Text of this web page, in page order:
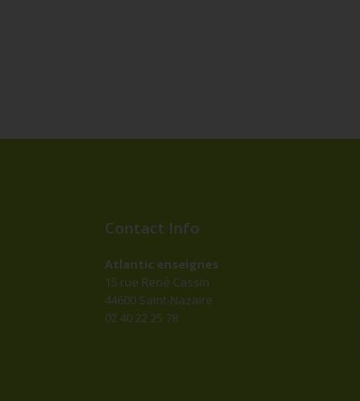
Contact Info
Atlantic enseignes
15 rue René Cassin
44600 Saint-Nazaire
02 40 22 25 78